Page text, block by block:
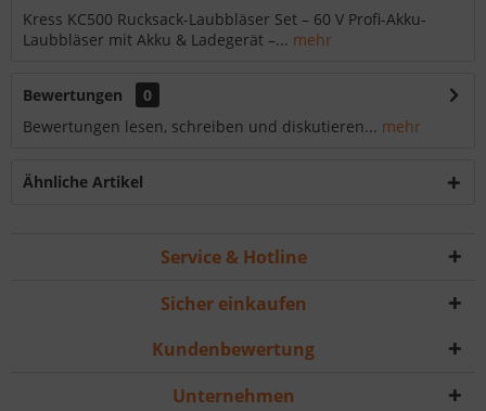
Kress KC500 Rucksack-Laubbläser Set – 60 V Profi-Akku-
Laubbläser mit Akku & Ladegerät –... mehr
Bewertungen
0
Bewertungen lesen, schreiben und diskutieren... mehr
Ähnliche Artikel
Service & Hotline
Sicher einkaufen
Kundenbewertung
Unternehmen